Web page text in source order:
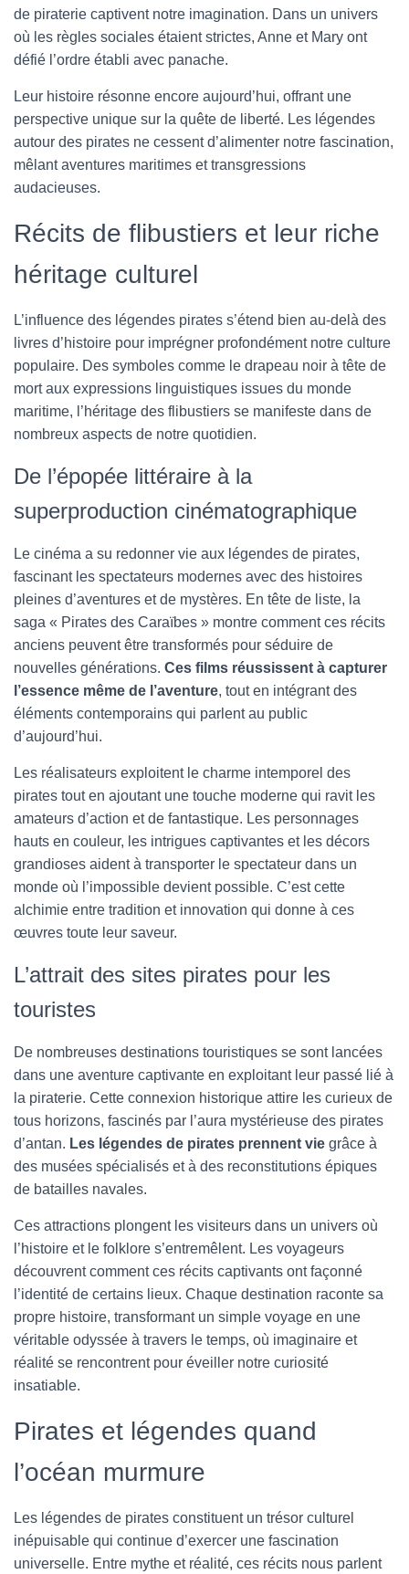
de piraterie captivent notre imagination. Dans un univers
où les règles sociales étaient strictes, Anne et Mary ont
défié l’ordre établi avec panache.
Leur histoire résonne encore aujourd’hui, offrant une
perspective unique sur la quête de liberté. Les légendes
autour des pirates ne cessent d’alimenter notre fascination,
mêlant aventures maritimes et transgressions
audacieuses.
Récits de flibustiers et leur riche
héritage culturel
L’influence des légendes pirates s’étend bien au-delà des
livres d’histoire pour imprégner profondément notre culture
populaire. Des symboles comme le drapeau noir à tête de
mort aux expressions linguistiques issues du monde
maritime, l’héritage des flibustiers se manifeste dans de
nombreux aspects de notre quotidien.
De l’épopée littéraire à la
superproduction cinématographique
Le cinéma a su redonner vie aux légendes de pirates,
fascinant les spectateurs modernes avec des histoires
pleines d’aventures et de mystères. En tête de liste, la
saga « Pirates des Caraïbes » montre comment ces récits
anciens peuvent être transformés pour séduire de
nouvelles générations. Ces films réussissent à capturer
l’essence même de l’aventure, tout en intégrant des
éléments contemporains qui parlent au public
d’aujourd’hui.
Les réalisateurs exploitent le charme intemporel des
pirates tout en ajoutant une touche moderne qui ravit les
amateurs d’action et de fantastique. Les personnages
hauts en couleur, les intrigues captivantes et les décors
grandioses aident à transporter le spectateur dans un
monde où l’impossible devient possible. C’est cette
alchimie entre tradition et innovation qui donne à ces
œuvres toute leur saveur.
L’attrait des sites pirates pour les
touristes
De nombreuses destinations touristiques se sont lancées
dans une aventure captivante en exploitant leur passé lié à
la piraterie. Cette connexion historique attire les curieux de
tous horizons, fascinés par l’aura mystérieuse des pirates
d’antan. Les légendes de pirates prennent vie grâce à
des musées spécialisés et à des reconstitutions épiques
de batailles navales.
Ces attractions plongent les visiteurs dans un univers où
l’histoire et le folklore s’entremêlent. Les voyageurs
découvrent comment ces récits captivants ont façonné
l’identité de certains lieux. Chaque destination raconte sa
propre histoire, transformant un simple voyage en une
véritable odyssée à travers le temps, où imaginaire et
réalité se rencontrent pour éveiller notre curiosité
insatiable.
Pirates et légendes quand
l’océan murmure
Les légendes de pirates constituent un trésor culturel
inépuisable qui continue d’exercer une fascination
universelle. Entre mythe et réalité, ces récits nous parlent